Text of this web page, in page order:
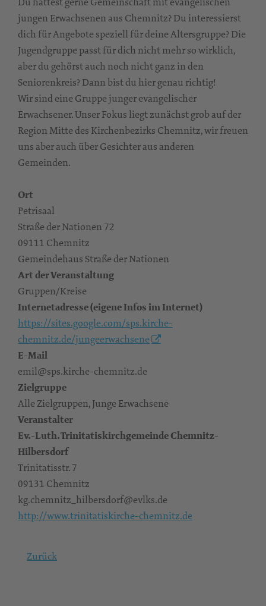
jungen Erwachsenen aus Chemnitz? Du interessierst
dich für Angebote speziell für deine Altersgruppe? Die
Jugendgruppe passt für dich nicht mehr so wirklich,
aber du gehörst auch noch nicht ganz in den
Seniorenkreis? Dann bist du hier genau richtig!
Wir sind eine Gruppe junger evangelischer
Erwachsener. Unser Fokus liegt zunächst grob auf der
Region Mitte des Kirchenbezirks Chemnitz, wir freuen
uns aber auch über Gesichter aus anderen
Gemeinden.
Ort
Petrisaal
Straße der Nationen 72
09111 Chemnitz
Gemeindehaus Straße der Nationen
Art der Veranstaltung
Gruppen/Kreise
Internetadresse (eigene Infos im Internet)
https://sites.google.com/sps.kirche-
chemnitz.de/jungeerwachsene
E-Mail
emil@sps.kirche-chemnitz.de
Zielgruppe
Alle Zielgruppen, Junge Erwachsene
Veranstalter
Ev.-Luth. Trinitatiskirchgemeinde Chemnitz-
Hilbersdorf
Trinitatisstr. 7
09131 Chemnitz
kg.chemnitz_hilbersdorf@evlks.de
http://www.trinitatiskirche-chemnitz.de
Zurück